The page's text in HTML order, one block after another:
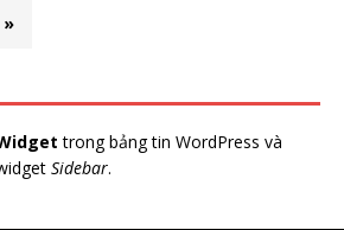
»
trong bảng tin WordPress và
Sidebar.